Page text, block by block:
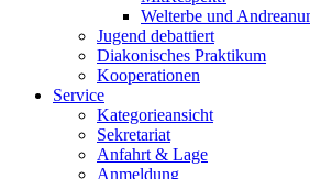
Welterbe und
Jugend debattiert
Diakonisches Praktikum
Kooperationen
Service
Kategorieansicht
Sekretariat
Anfahrt & Lage
Anmeldung